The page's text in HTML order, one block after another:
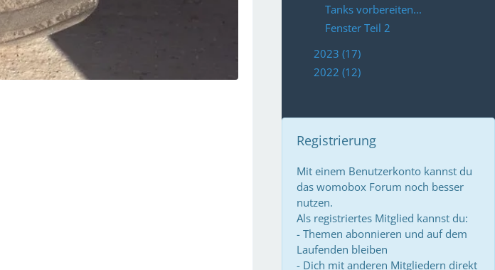
Tanks vorbereiten...
Fenster Teil 2
2023 (17)
2022 (12)
Registrierung
Mit einem Benutzerkonto kannst du
das womobox Forum noch besser
nutzen.
Als registriertes Mitglied kannst du:
- Themen abonnieren und auf dem
Laufenden bleiben
- Dich mit anderen Mitgliedern direkt